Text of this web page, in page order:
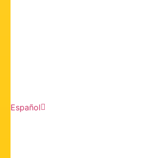
Español